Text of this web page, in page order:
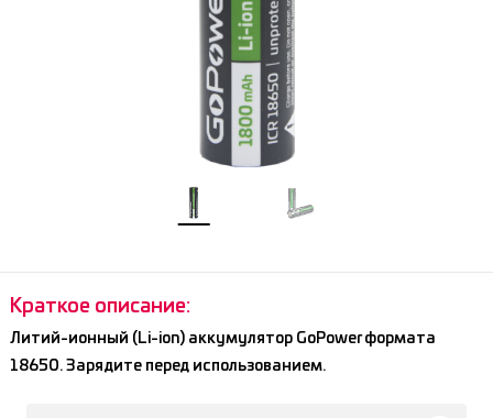
Краткое описание:
Литий-ионный (Li-ion) аккумулятор GoPower формата
18650. Зарядите перед использованием.